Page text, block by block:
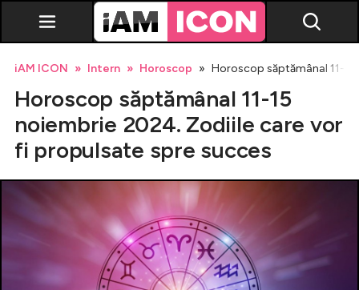
Breaking news
Evenimente
Emisiuni TV
iAM ICON Intern Horoscop Horoscop săptămânal 11-
Horoscop săptămânal 11-15
noiembrie 2024. Zodiile care vor
fi propulsate spre succes